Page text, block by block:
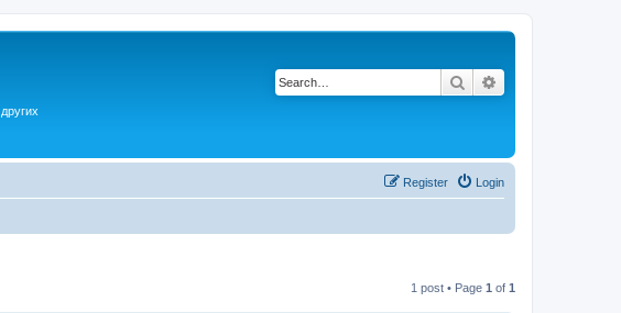
Search
Login
Register
1 post • Page 1 of 1